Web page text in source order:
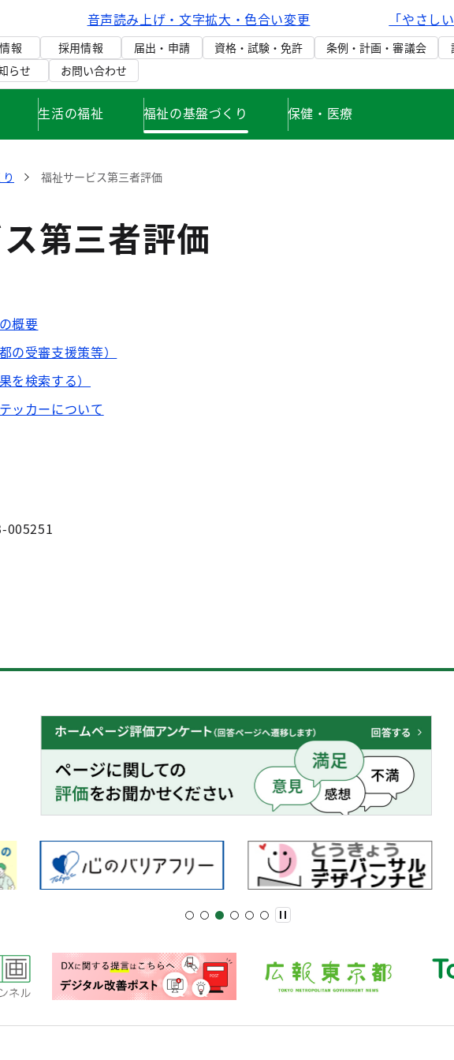
音声読み上げ・文字拡大・色合い変更 「やさし
報 採用情報 届出・申請 資格・試験・免許 条例・計画・審議会
らせ お問い合わせ
生活の福祉 福祉の基盤づくり 保健・医療
福祉サービス第三者評価
第三者評価
概要
の受審支援策等）
を検索する）
ッカーについて
005251